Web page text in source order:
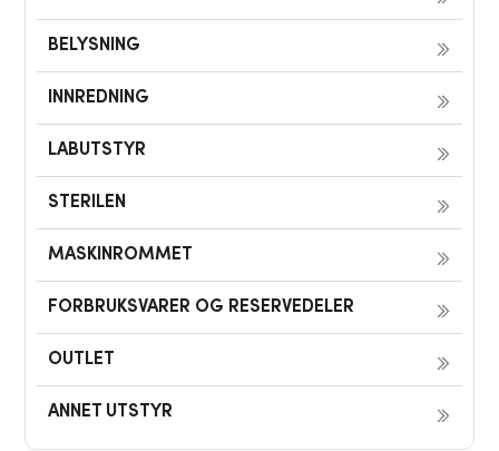
BELYSNING
INNREDNING
LABUTSTYR
STERILEN
MASKINROMMET
FORBRUKSVARER OG RESERVEDELER
OUTLET
ANNET UTSTYR